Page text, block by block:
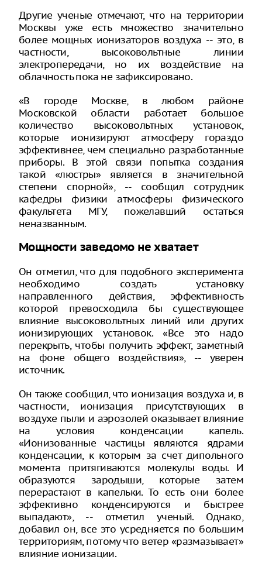
Другие ученые отмечают, что на территории
Москвы уже есть множество значительно
более мощных ионизаторов воздуха -- это, в
частности, высоковольтные линии
электропередачи, но их воздействие на
облачность пока не зафиксировано.
«В городе Москве, в любом районе
Московской области работает большое
количество высоковольтных установок,
которые ионизируют атмосферу гораздо
эффективнее, чем специально разработанные
приборы. В этой связи попытка создания
такой «люстры» является в значительной
степени спорной», -- сообщил сотрудник
кафедры физики атмосферы физического
факультета МГУ, пожелавший остаться
неназванным.
Мощности заведомо не хватает
Он отметил, что для подобного эксперимента
необходимо создать установку
направленного действия, эффективность
которой превосходила бы существующее
влияние высоковольтных линий или других
ионизирующих установок. «Все это надо
перекрыть, чтобы получить эффект, заметный
на фоне общего воздействия», -- уверен
источник.
Он также сообщил, что ионизация воздуха и, в
частности, ионизация присутствующих в
воздухе пыли и аэрозолей оказывает влияние
на условия конденсации капель.
«Ионизованные частицы являются ядрами
конденсации, к которым за счет дипольного
момента притягиваются молекулы воды. И
образуются зародыши, которые затем
перерастают в капельки. То есть они более
эффективно конденсируются и быстрее
выпадают», -- отметил ученый. Однако,
добавил он, все это усредняется по большим
территориям, потому что ветер «размазывает»
влияние ионизации.